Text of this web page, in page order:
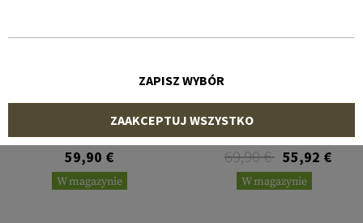
GLOCK
Firing Pin
59,90 €
W magazynie
STRIKE INDUSTRIES
Spare Magazine Holder
for Sig Sauer P320
69,90 € 55,92 €
W magazynie
ZAPISZ WYBÓR
ZAAKCEPTUJ WSZYSTKO